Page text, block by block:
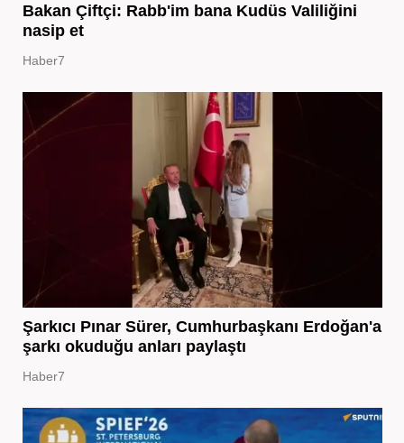
Bakan Çiftçi: Rabb'im bana Kudüs Valiliğini
nasip et
Haber7
Şarkıcı Pınar Sürer, Cumhurbaşkanı Erdoğan'a
şarkı okuduğu anları paylaştı
Haber7